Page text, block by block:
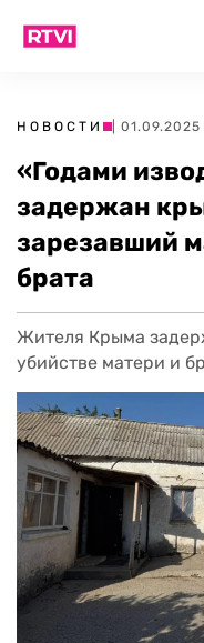
НОВОСТИ |
«Годами
задержан
зарезавший
брата
Жителя Крыма
убийстве матери и